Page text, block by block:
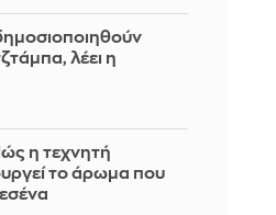
λέει η
η τεχνητή
το άρωμα που